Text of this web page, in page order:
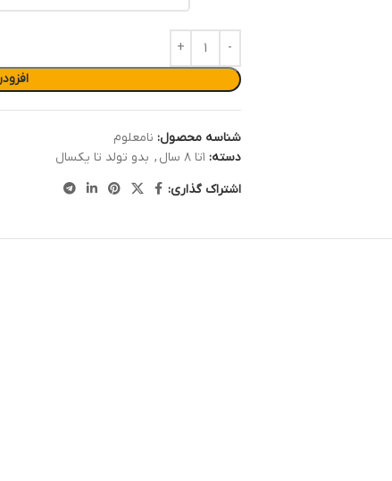
شناسه محصول: نامعلوم
دسته: ۱تا ۸ سال , بدو تولد تا یکسال
اشتراک گذاری: